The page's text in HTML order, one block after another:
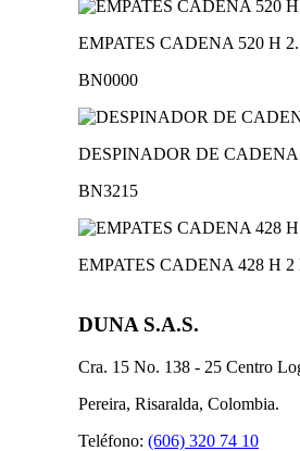
EMPATES CADENA 520 H
BN0000
DESPINADOR DE CADENA
BN3215
EMPATES CADENA 428 H
DUNA S.A.S.
Cra. 15 No. 138 - 25 Centro
Pereira, Risaralda, Colombia.
Teléfono: (606) 320 74 10